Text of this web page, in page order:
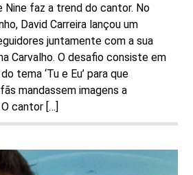
Nine faz a trend do cantor. No
David Carreira lançou um
juntamente com a sua
Carvalho. O desafio consiste em
tema ‘Tu e Eu’ para que
mandassem imagens a
cantor […]